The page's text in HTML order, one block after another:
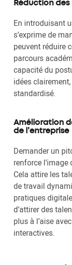
Réduction
En introduisant
s’exprime de
peuvent réduire
parcours
capacité du
idées
standardisé.
Amélioration
de l’entreprise
Demander un
renforce l’image
Cela attire les
de travail
pratiques
d’attirer des
plus à l’aise
interactives.